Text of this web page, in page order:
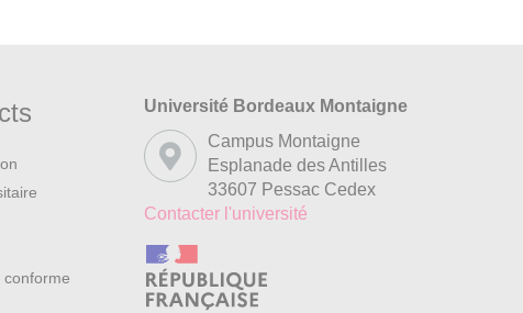
conforme
Université Bordeaux Montaigne
Campus Montaigne
Esplanade des Antilles
33607 Pessac Cedex
Contacter l'université